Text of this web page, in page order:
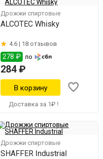
Дрожжи спиртовые
ALCOTEC Whisky
4.6 | 18 отзывов
278 ₽ по
284 ₽
Доставка за 1₽ !
Дрожжи спиртовые
SHAFFER Industrial